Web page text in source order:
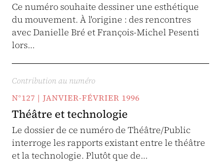
Ce numéro souhaite dessiner une esthétique
du mouvement. À l'origine : des rencontres
avec Danielle Bré et François-Michel Pesenti
lors…
Contribution au numéro
N°127 | JANVIER-FÉVRIER 1996
Théâtre et technologie
Le dossier de ce numéro de Théâtre/Public
interroge les rapports existant entre le théâtre
et la technologie. Plutôt que de…